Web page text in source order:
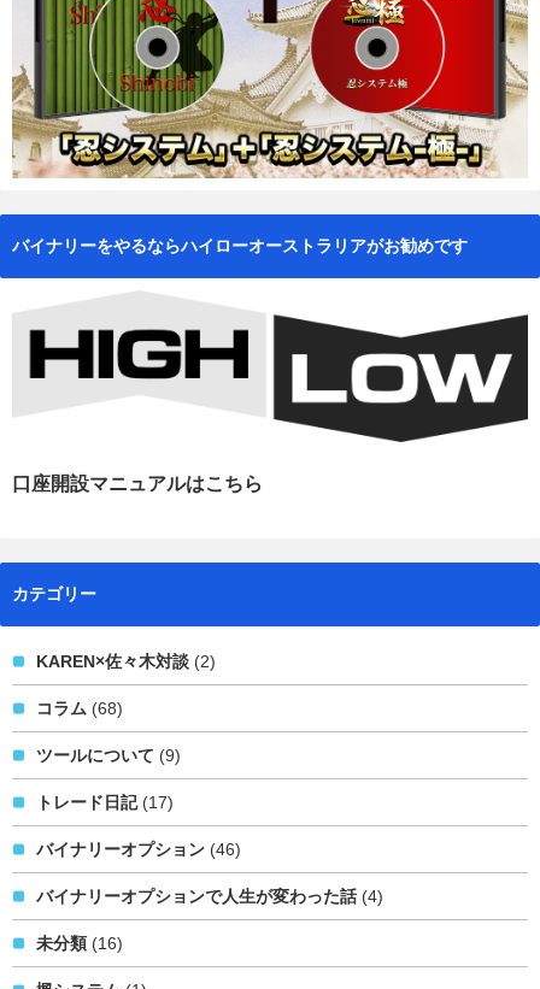
バイナリーをやるならハイローオーストラリアがお勧めです
口座開設マニュアルはこちら
カテゴリー
KAREN×佐々木対談 (2)
コラム (68)
ツールについて (9)
トレード日記(17)
バイナリーオプション (46)
バイナリーオプションで人生が変わった話(4)
未分類 (16)